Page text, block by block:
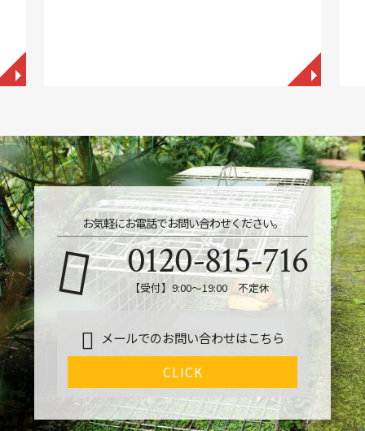
◥ ◥
お気軽にお電話でお問い合わせください。
0120-815-716
【受付】9:00～19:00 不定休
メールでのお問い合わせはこちら
CLICK